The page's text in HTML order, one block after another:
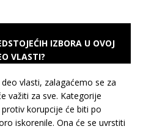
IZBORA U OVOJ
VLASTI?
vlasti, zalagaćemo se za
važiti za sve. Kategorije
protiv korupcije će biti po
iskorenile. Ona će se uvrstiti